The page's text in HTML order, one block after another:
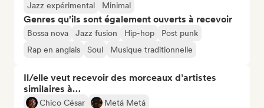
Jazz expérimental
Minimal
Genres qu'ils sont également ouverts à recevoir
Bossa nova Jazz fusion Hip-hop
Post punk
Rap en anglais
Soul Musique traditionnelle
Il/elle veut recevoir des morceaux d’artistes
similaires à…
Chico César
Metá Metá